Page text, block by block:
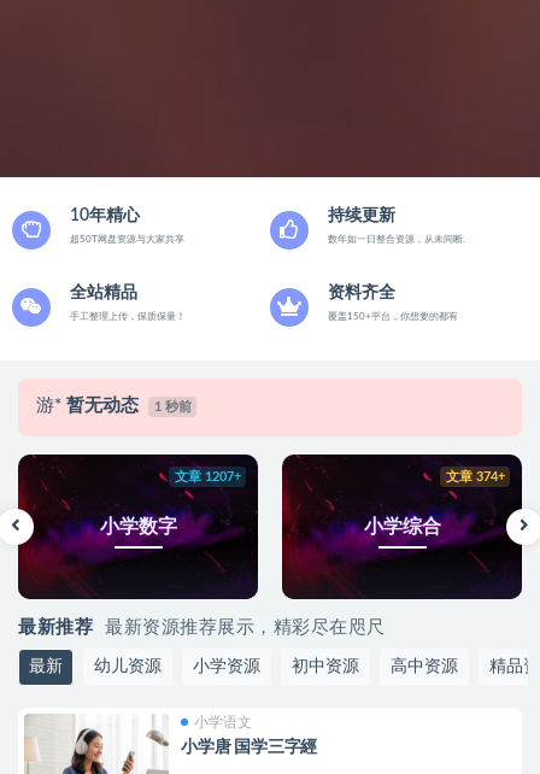
10年精心
超50T网盘资源与大家共享
持续更新
数年如一日整合资源，从未间断.
全站精品
手工整理上传，保质保量！
资料齐全
覆盖150+平台，你想要的都有
游* 暂无动态 1 秒前
文章 374+
小学综合
文章 732+
小学英语
最新推荐 最新资源推荐展示，精彩尽在咫尺
最新 幼儿资源 小学资源 初中资源 高中资源 精品
小学语文
小学唐 国学三字經